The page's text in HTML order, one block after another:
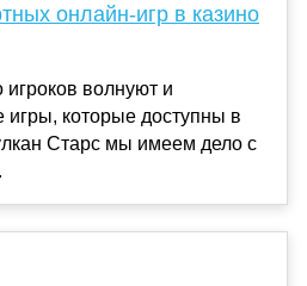
онлайн-игр в казино
волнуют и
игры, которые доступны в
Старс мы имеем дело с